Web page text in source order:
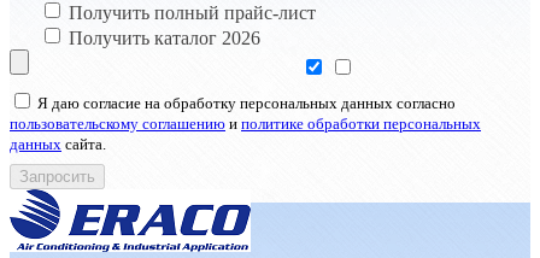
Получить полный прайс-лист
Получить каталог 2026
Я даю согласие на обработку персональных данных согласно
пользовательскому соглашению и политике обработки персональных
данных сайта.